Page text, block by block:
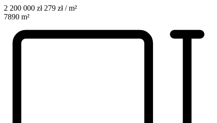
2 200 000 zł 279 zł / m²
7890 m²